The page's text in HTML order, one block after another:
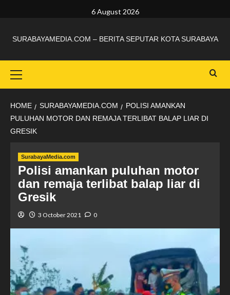
6 August 2026
SURABAYAMEDIA.COM – BERITA SEPUTAR KOTA SURABAYA
HOME SURABAYAMEDIA.COM
POLISI AMANKAN
PULUHAN MOTOR DAN REMAJA TERLIBAT BALAP LIAR DI
GRESIK
SurabayaMedia.com
Polisi amankan puluhan motor
dan remaja terlibat balap liar di
Gresik
3 October 2021 0